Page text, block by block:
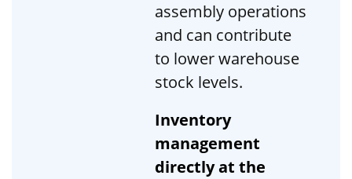
assembly operations
and can contribute
to lower warehouse
stock levels.
Inventory
management
directly at the